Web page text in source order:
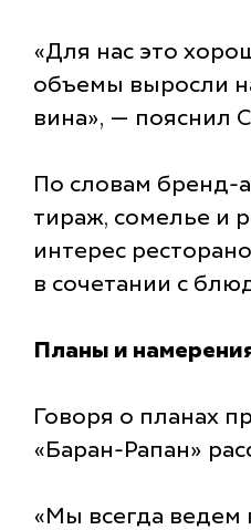
«Для нас это
объемы выросли
вина», — пояснил
По словам бренд-
тираж, сомелье и
интерес
в сочетании с
Планы и
Говоря о планах
«Баран-Рапан»
«Мы всегда ведем